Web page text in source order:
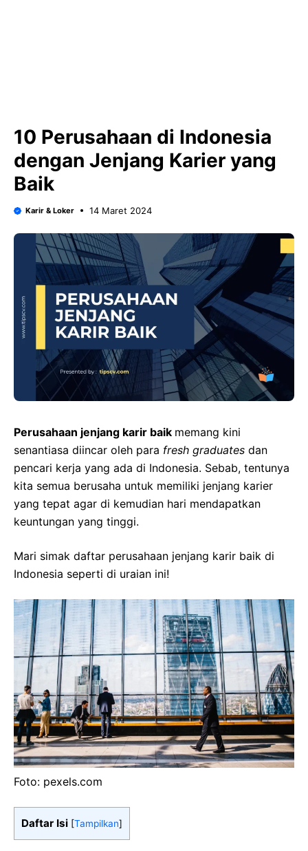
10 Perusahaan di Indonesia
dengan Jenjang Karier yang
Baik
Karir & Loker 14 Maret 2024
Perusahaan jenjang karir baik memang kini
senantiasa diincar oleh para fresh graduates dan
pencari kerja yang ada di Indonesia. Sebab, tentunya
kita semua berusaha untuk memiliki jenjang karier
yang tepat agar di kemudian hari mendapatkan
keuntungan yang tinggi.
Mari simak daftar perusahaan jenjang karir baik di
Indonesia seperti di uraian ini!
Foto: pexels.com
Daftar Isi [Tampilkan]